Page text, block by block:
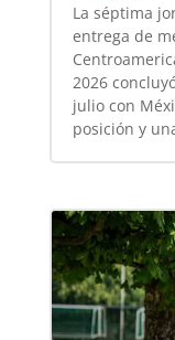
La séptima
entrega de
2026
julio con
posición y